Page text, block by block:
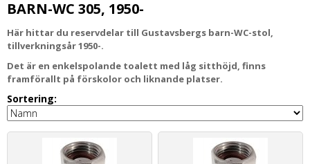
BARN-WC 305, 1950-
Här hittar du reservdelar till Gustavsbergs barn-WC-stol,
tillverkningsår 1950-.
Det är en enkelspolande toalett med låg sitthöjd, finns
framförallt på förskolor och liknande platser.
Sortering: